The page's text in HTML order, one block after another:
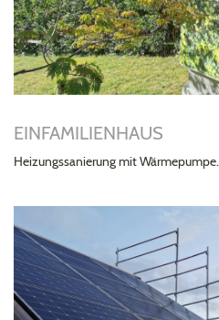
EINFAMILIENHAUS
Heizungssanierung mit Wärmepumpe.